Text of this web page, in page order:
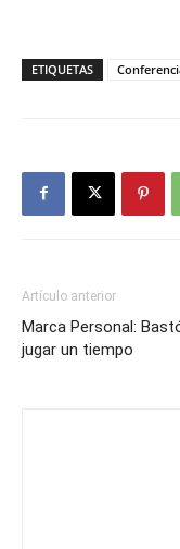
ETIQUETAS
Artículo anterior
Marca Personal:
jugar un tiempo